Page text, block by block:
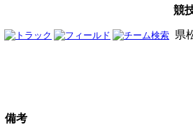
競
県
備考